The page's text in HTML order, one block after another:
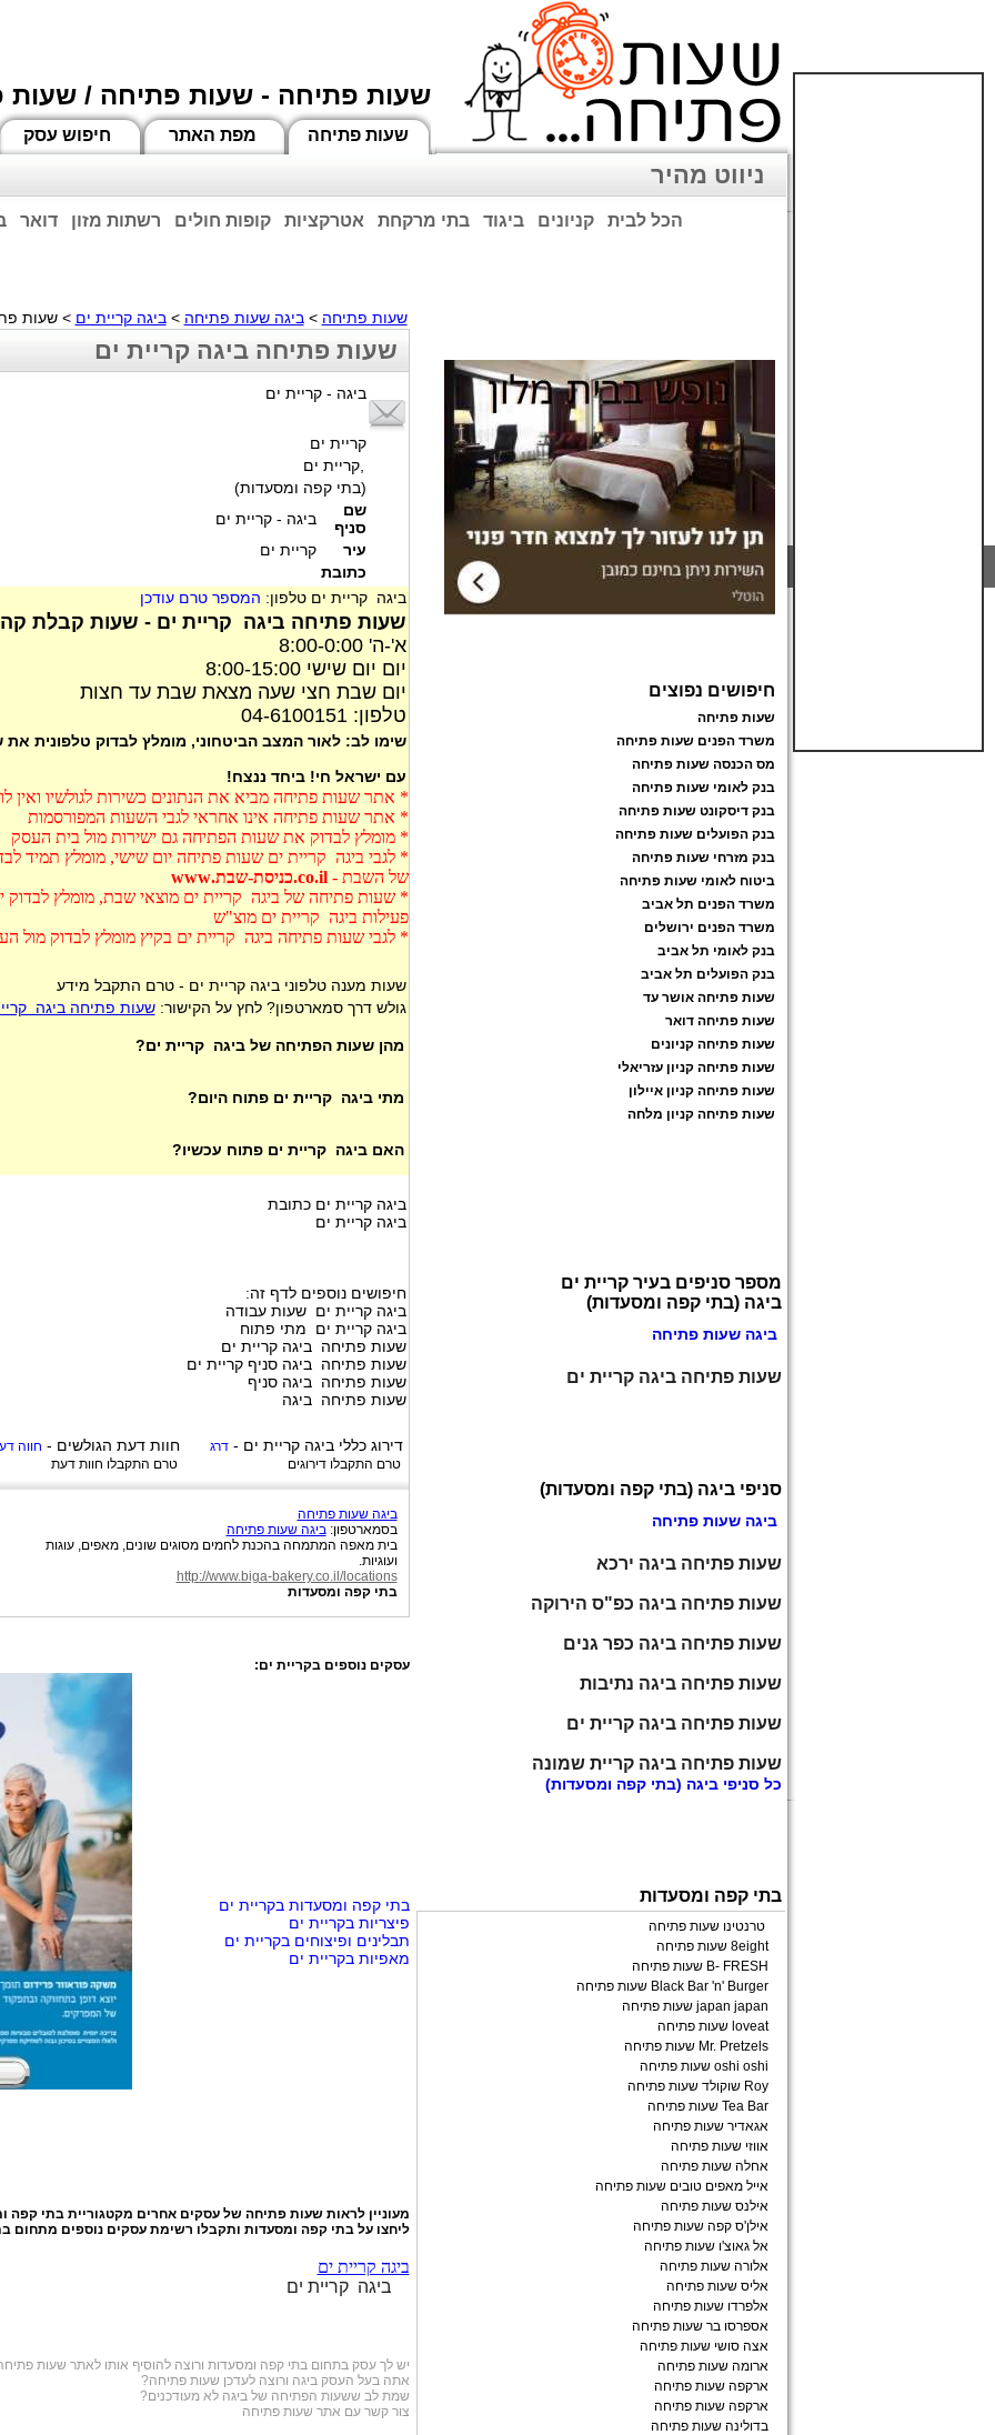
שעות פתיחה - שעות פתיחה / שעות
חיפוש עסק מפת האתר שעות פתיחה
ניווט מהיר
דואר רשתות מזון קופות חולים אטרקציות בתי מרקחת ביגוד קניונים הכל לבית
שעות פתיחה >ביגה שעות פתיחה >ביגה קריית ים > שעות
שעות פתיחה ביגה קריית ים
ביגה - קריית ים
קריית ים
,קריית ים
(בתי קפה ומסעדות)
שם
סניף
ביגה - קריית ים
עיר
קריית ים
כתובת
ביגה קריית ים טלפון: המספר טרם עודכן
שעות פתיחה ביגה קריית ים - שעות קבלת
א'-ה' 8:00-0:00
יום יום שישי 8:00-15:00
יום שבת חצי שעה מצאת שבת עד חצות
טלפון: 04-6100151
שימו לב: לאור המצב הביטחוני, מומלץ לבדוק טלפונית
עם ישראל חי! ביחד ננצח!
* אתר שעות פתיחה מביא את הנתונים כשירות לגולשיו
* אתר שעות פתיחה אינו אחראי לגבי השעות המפורסמות
* מומלץ לבדוק את שעות הפתיחה גם ישירות מול בית העסק
* לגבי ביגה קריית ים שעות פתיחה יום שישי, מומלץ תמיד
של השבת -co.il.כניסת-שבת.www
* שעות פתיחה של ביגה קריית ים מוצאי שבת, מומלץ לבדוק
פעילות ביגה קריית ים מוצ"ש
* לגבי שעות פתיחה ביגה קריית ים בקיץ מומלץ לבדוק מול
שעות מענה טלפוני ביגה קריית ים - טרם התקבל מידע
גולש דרך סמארטפון? לחץ על הקישור:שעות פתיחה ביגה
מהן שעות הפתיחה של ביגה קריית ים?
מתי ביגה קריית ים פתוח היום?
האם ביגה קריית ים פתוח עכשיו?
ביגה קריית ים כתובת
ביגה קריית ים
חיפושים נוספים לדף זה:
ביגה קריית ים שעות עבודה
ביגה קריית ים מתי פתוח
שעות פתיחה ביגה קריית ים
שעות פתיחה ביגה סניף קריית ים
שעות פתיחה ביגה סניף
שעות פתיחה ביגה
חוות דעת הגולשים - חווה
טרם התקבלו חוות דעת
דירוג כלליביגה קריית ים -דרג
טרם התקבלו דירוגים
ביגה שעות פתיחה
בסמארטפון:ביגה שעות פתיחה
בית מאפה המתמחה בהכנת לחמים מסוגים שונים, מאפים, עוגות
ועוגיות.
http://www.biga-bakery.co.il/locations
בתי קפה ומסעדות
עסקים נוספים בקריית ים:
בתי קפה ומסעדות בקריית ים
פיצריות בקריית ים
תבלינים ופיצוחים בקריית ים
מאפיות בקריית ים
מעוניין לראות שעות פתיחה של עסקים אחרים מקטגורייתבתי קפה
ליחצו עלבתי קפה ומסעדות ותקבלו רשימת עסקים נוספים מתחום
ביגה קריית ים
ביגה קריית ים
יש לך עסק בתחוםבתי קפה ומסעדות ורוצה להוסיף אותו לאתר שעות
אתה בעל העסק ביגה ורוצה לעדכן שעות פתיחה?
שמת לב ששעות הפתיחה של ביגה לא מעודכנים?
צור קשר עם אתר שעות פתיחה
חיפושים נפוצים
שעות פתיחה
משרד הפנים שעות פתיחה
מס הכנסה שעות פתיחה
בנק לאומי שעות פתיחה
בנק דיסקונט שעות פתיחה
בנק הפועלים שעות פתיחה
בנק מזרחי שעות פתיחה
ביטוח לאומי שעות פתיחה
משרד הפנים תל אביב
משרד הפנים ירושלים
בנק לאומי תל אביב
בנק הפועלים תל אביב
שעות פתיחה אושר עד
שעות פתיחה דואר
שעות פתיחה קניונים
שעות פתיחה קניון עזריאלי
שעות פתיחה קניון איילון
שעות פתיחה קניון מלחה
מספר סניפים בעיר קריית ים
ביגה (בתי קפה ומסעדות)
ביגה שעות פתיחה
שעות פתיחה ביגה קריית ים
סניפי ביגה (בתי קפה ומסעדות)
ביגה שעות פתיחה
שעות פתיחה ביגה ירכא
שעות פתיחה ביגה כפ"ס הירוקה
שעות פתיחה ביגה כפר גנים
שעות פתיחה ביגה נתיבות
שעות פתיחה ביגה קריית ים
שעות פתיחה ביגה קריית שמונה
כל סניפי ביגה (בתי קפה ומסעדות)
בתי קפה ומסעדות
טרנטינו שעות פתיחה
8eight שעות פתיחה
B- FRESH שעות פתיחה
Black Bar 'n' Burger שעות פתיחה
japan japan שעות פתיחה
loveat שעות פתיחה
Mr. Pretzels שעות פתיחה
oshi oshi שעות פתיחה
Roy שוקולד שעות פתיחה
Tea Bar שעות פתיחה
אגאדיר שעות פתיחה
אווזי שעות פתיחה
אחלה שעות פתיחה
אייל מאפים טובים שעות פתיחה
אילנס שעות פתיחה
אילן'ס קפה שעות פתיחה
אל גאוצ'ו שעות פתיחה
אלורה שעות פתיחה
אליס שעות פתיחה
אלפרדו שעות פתיחה
אספרסו בר שעות פתיחה
אצה סושי שעות פתיחה
ארומה שעות פתיחה
ארקפה שעות פתיחה
ארקפה שעות פתיחה
בדולינה שעות פתיחה